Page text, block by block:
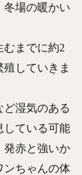
冬場の暖かい
までに約2
していきま
ど湿気のある
している可能
発赤と強いか
ンちゃんの体